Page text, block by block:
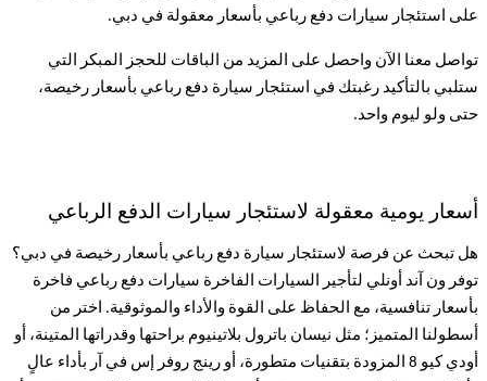
على استئجار سيارات دفع رباعي بأسعار معقولة في دبي.
تواصل معنا الآن واحصل على المزيد من الباقات للحجز المبكر التي
ستلبي بالتأكيد رغبتك في استئجار سيارة دفع رباعي بأسعار رخيصة،
حتى ولو ليوم واحد.
أسعار يومية معقولة لاستئجار سيارات الدفع الرباعي
هل تبحث عن فرصة لاستئجار سيارة دفع رباعي بأسعار رخيصة في دبي؟
توفر ون آند أونلي لتأجير السيارات الفاخرة سيارات دفع رباعي فاخرة
بأسعار تنافسية، مع الحفاظ على القوة والأداء والموثوقية. اختر من
أسطولنا المتميز؛ مثل نيسان باترول بلاتينيوم براحتها وقدراتها المتينة، أو
أودي كيو 8 المزودة بتقنيات متطورة، أو رينج روفر إس في آر بأداء عالٍ